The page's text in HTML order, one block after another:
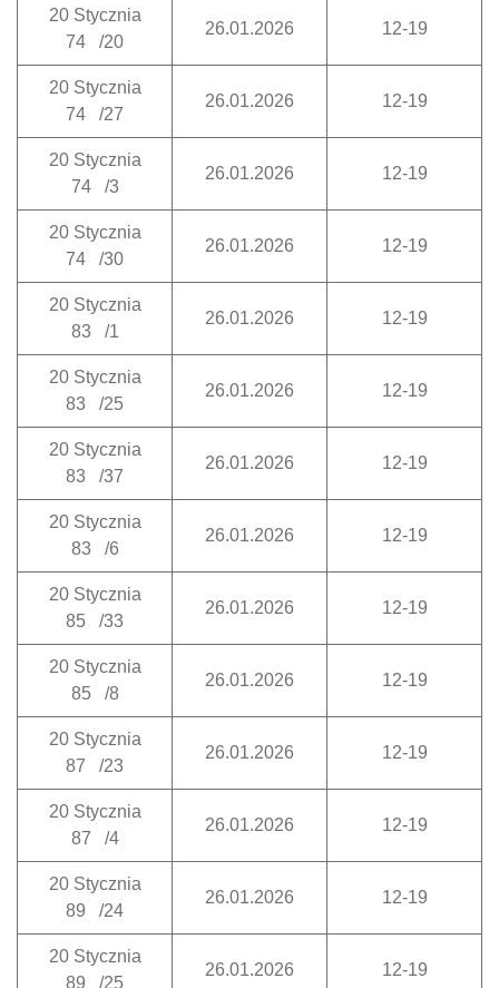
20 Stycznia
74 /20
26.01.2026 12-19
20 Stycznia
74 /27
26.01.2026 12-19
20 Stycznia
74 /3
26.01.2026 12-19
20 Stycznia
74 /30
26.01.2026 12-19
20 Stycznia
83 /1
26.01.2026 12-19
20 Stycznia
83 /25
26.01.2026 12-19
20 Stycznia
83 /37
26.01.2026 12-19
20 Stycznia
83 /6
26.01.2026 12-19
20 Stycznia
85 /33
26.01.2026 12-19
20 Stycznia
85 /8
26.01.2026 12-19
20 Stycznia
87 /23
26.01.2026 12-19
20 Stycznia
87 /4
26.01.2026 12-19
20 Stycznia
89 /24
26.01.2026 12-19
20 Stycznia
89 /25
26.01.2026 12-19